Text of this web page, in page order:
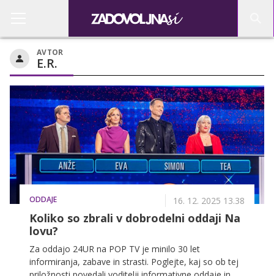
AVTOR
E.R.
ODDAJE 16. 12. 2025 13.38
Koliko so zbrali v dobrodelni oddaji Na
lovu?
Za oddajo 24UR na POP TV je minilo 30 let
informiranja, zabave in strasti. Poglejte, kaj so ob tej